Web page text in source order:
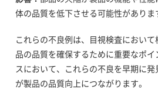
体の品質を低下させる可能性がありま
これらの不良例は、目視検査におい
品の品質を確保するために重要なポ
スにおいて、これらの不良を早期に
が製品の品質向上につながります。